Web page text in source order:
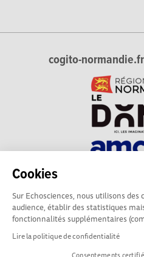
Cookies
Sur Echosciences, nous utilisons
audience, établir des statistiques
fonctionnalités supplémentaires
Lire la politique de confidentialité
Consentements
cogito-
technique et du dialogue
cogito-normandie.fr est
France animé par l'Amcsti.